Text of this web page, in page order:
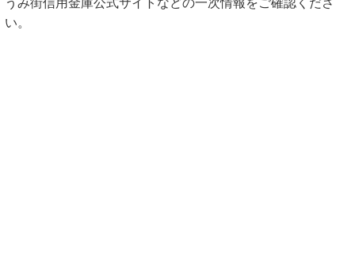
うみ街信用金庫公式サイトなどの一次情報をご確認くださ
い。